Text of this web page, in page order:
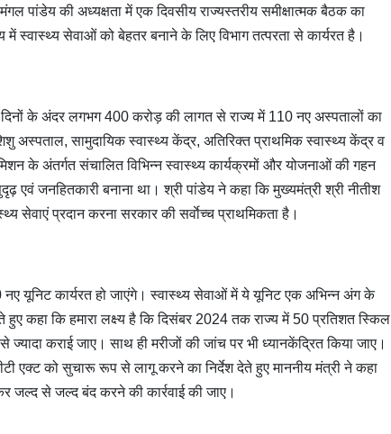
पांडेय की अध्यक्षता में एक दिवसीय राज्यस्तरीय समीक्षात्मक बैठक का
स्वास्थ्य सेवाओं को बेहतर बनाने के लिए विभाग तत्परता से कार्यरत है।
के अंदर लगभग 400 करोड़ की लागत से राज्य में 110 नए अस्पतालों का
अस्पताल, सामुदायिक स्वास्थ्य केंद्र, अतिरिक्त प्राथमिक स्वास्थ्य केंद्र व
के अंतर्गत संचालित विभिन्न स्वास्थ्य कार्यक्रमों और योजनाओं की गहन
जनहितकारी बनाना था। श्री पांडेय ने कहा कि मुख्यमंत्री श्री नीतीश
सेवाएं प्रदान करना सरकार की सर्वाेच्च प्राथमिकता है।
यूनिट कार्यरत हो जाएंगे। स्वास्थ्य सेवाओं में ये यूनिट एक अभिन्न अंग के
कहा कि हमारा लक्ष्य है कि दिसंबर 2024 तक राज्य में 50 प्रतिशत स्किल
कराई जाए। साथ ही मरीजों की जांच पर भी ध्यानकेंद्रित किया जाए।
एक्ट को सुचारू रूप से लागू करने का निर्देश देते हुए माननीय मंत्री ने कहा
जल्द से जल्द बंद करने की कार्रवाई की जाए।